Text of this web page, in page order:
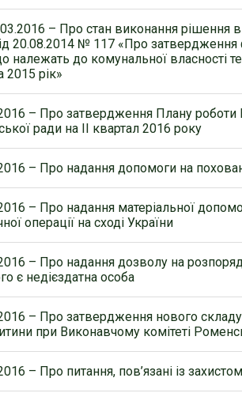
– Про стан виконання рішення
20.08.2014 № 117 «Про затвердження
належать до комунальної власності
2015 рік»
– Про затвердження Плану роботи
ради на ІІ квартал 2016 року
– Про надання допомоги на
– Про надання матеріальної
операції на сході України
– Про надання дозволу на
є недієздатна особа
– Про затвердження нового складу
при Виконавчому комітеті
– Про питання, пов’язані із